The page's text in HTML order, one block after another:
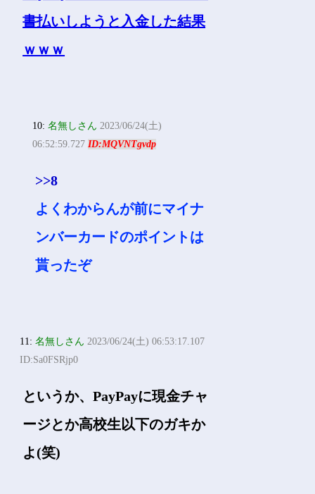
10:名無しさん 2023/06/24(土)
06:52:59.727ID:MQVNTgvdp
>>8
よくわからんが前にマイナ
ンバーカードのポイントは
貰ったぞ
11:名無しさん 2023/06/24(土) 06:53:17.107
ID:Sa0FSRjp0
というか、PayPayに現金チャ
ージとか高校生以下のガキか
よ(笑)